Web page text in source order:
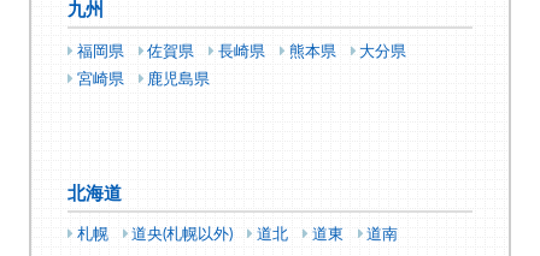
九州
福岡県 佐賀県 長崎県 熊本県
大分県
宮崎県
鹿児島県
北海道
札幌 道央(札幌以外) 道北 道東 道南